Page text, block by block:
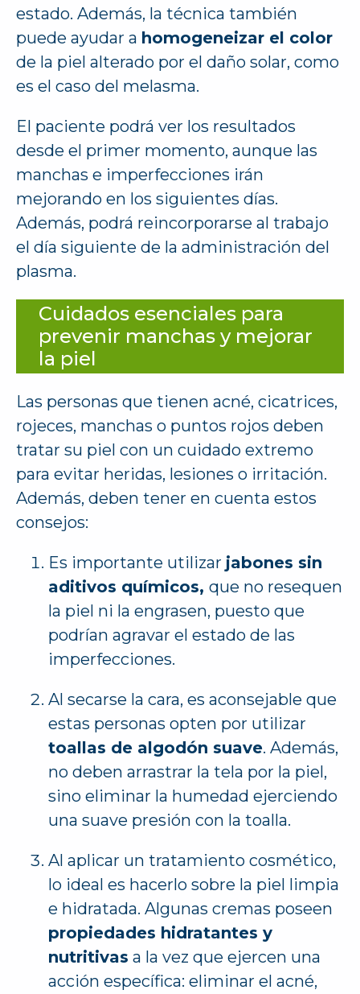
estado. Además, la técnica también
puede ayudar a homogeneizar el color
de la piel alterado por el daño solar, como
es el caso del melasma.
El paciente podrá ver los resultados
desde el primer momento, aunque las
manchas e imperfecciones irán
mejorando en los siguientes días.
Además, podrá reincorporarse al trabajo
el día siguiente de la administración del
plasma.
Cuidados esenciales para
prevenir manchas y mejorar
la piel
Las personas que tienen acné, cicatrices,
rojeces, manchas o puntos rojos deben
tratar su piel con un cuidado extremo
para evitar heridas, lesiones o irritación.
Además, deben tener en cuenta estos
consejos:
Es importante utilizar jabones sin
aditivos químicos, que no resequen
la piel ni la engrasen, puesto que
podrían agravar el estado de las
imperfecciones.
Al secarse la cara, es aconsejable que
estas personas opten por utilizar
toallas de algodón suave. Además,
no deben arrastrar la tela por la piel,
sino eliminar la humedad ejerciendo
una suave presión con la toalla.
Al aplicar un tratamiento cosmético,
lo ideal es hacerlo sobre la piel limpia
e hidratada. Algunas cremas poseen
propiedades hidratantes y
nutritivas a la vez que ejercen una
acción específica: eliminar el acné,